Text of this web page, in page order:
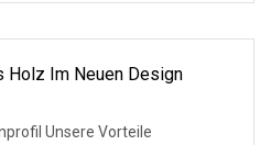
Holz Im Neuen Design
Unsere Vorteile